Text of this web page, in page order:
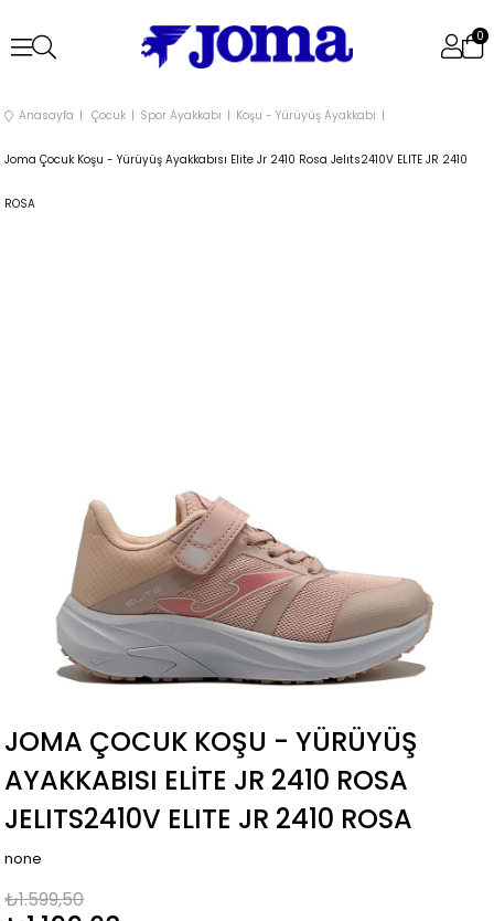
0
Anasayfa Çocuk Spor Ayakkabı Koşu - Yürüyüş Ayakkabı
Joma Çocuk Koşu - Yürüyüş Ayakkabısı Elite Jr 2410 Rosa Jelıts2410V ELITE JR 2410
ROSA
JOMA ÇOCUK KOŞU - YÜRÜYÜŞ
AYAKKABISI ELITE JR 2410 ROSA
JELITS2410V ELITE JR 2410 ROSA
none
₺1.599,50